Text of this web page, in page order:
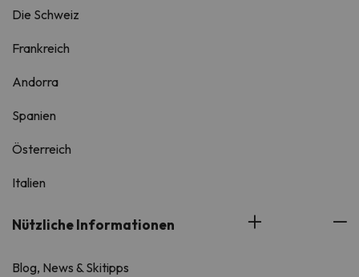
Die Schweiz
Frankreich
Andorra
Spanien
Österreich
Italien
Nützliche Informationen
Blog, News & Skitipps